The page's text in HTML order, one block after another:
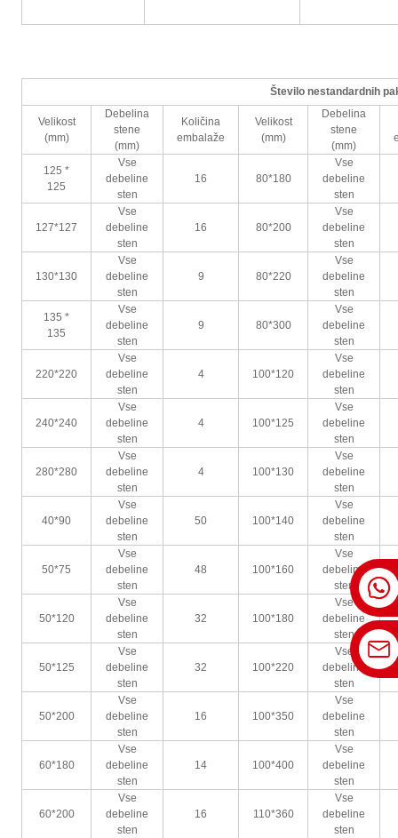
Število nestandardnih
Velikost
(mm)
Debelina
stene
(mm)
Količina
embalaže
Velikost
(mm)
Debelina
stene
(mm)
125 *
125
Vse
debeline
sten
16 80*180
Vse
debeline
sten
127*127
Vse
debeline
sten
16 80*200
Vse
debeline
sten
130*130
Vse
debeline
sten
9 80*220
Vse
debeline
sten
135 *
135
Vse
debeline
sten
9 80*300
Vse
debeline
sten
220*220
Vse
debeline
sten
4 100*120
Vse
debeline
sten
240*240
Vse
debeline
sten
4 100*125
Vse
debeline
sten
280*280
Vse
debeline
sten
4 100*130
Vse
debeline
sten
40*90
Vse
debeline
sten
50 100*140
Vse
debeline
sten
50*75
Vse
debeline
sten
48 100*160
Vse
debeline
sten
50*120
Vse
debeline
sten
32 100*180
Vse
debeline
sten
50*125
Vse
debeline
sten
32 100*220
Vse
debeline
sten
50*200
Vse
debeline
sten
16 100*350
Vse
debeline
sten
60*180
Vse
debeline
sten
14 100*400
Vse
debeline
sten
60*200
Vse
debeline
sten
16 110*360
Vse
debeline
sten